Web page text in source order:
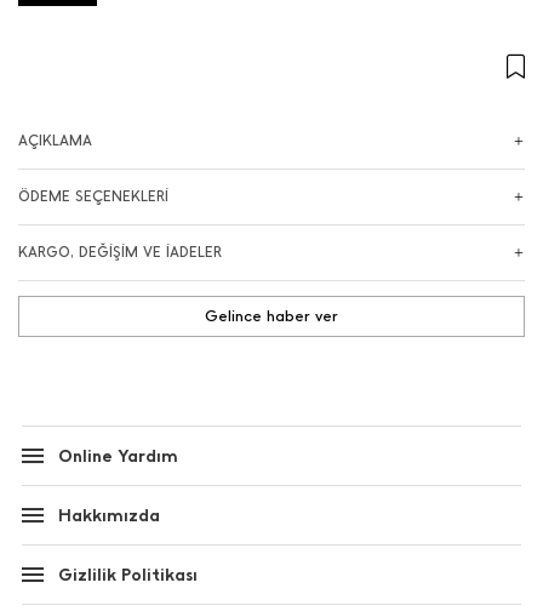
Gelince haber ver
AÇIKLAMA
ÖDEME SEÇENEKLERİ
KARGO, DEĞİŞİM VE İADELER
Online Yardım
Hakkımızda
Gizlilik Politikası